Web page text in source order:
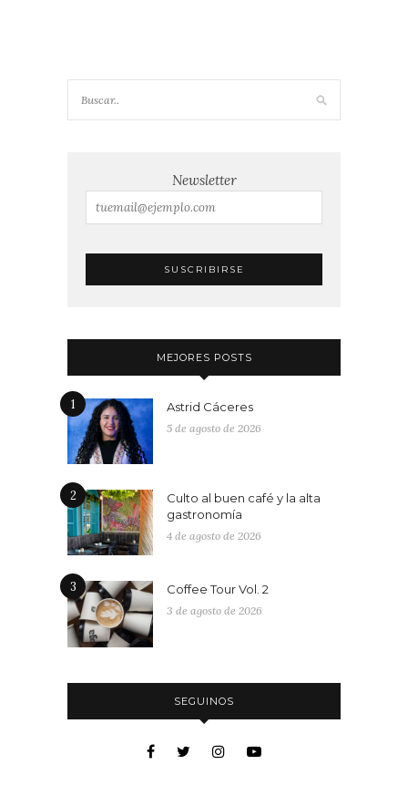
Newsletter
MEJORES POSTS
1 Astrid Cáceres
5 de agosto de 2026
2
Culto al buen café y la alta
gastronomía
4 de agosto de 2026
3 Coffee Tour Vol. 2
3 de agosto de 2026
SEGUINOS